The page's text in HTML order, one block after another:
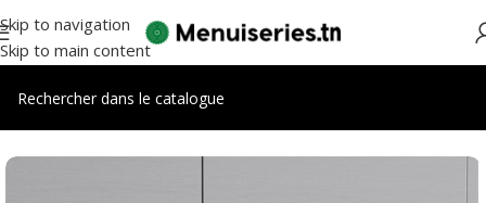
Skip to navigation
Skip to main content